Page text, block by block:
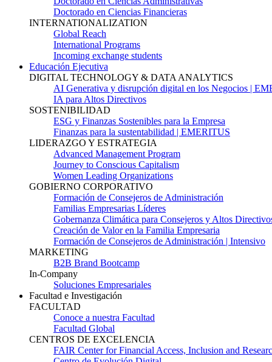
Doctorado en Ciencias Financieras
INTERNATIONALIZATION
Global Reach
International Programs
Incoming exchange students
Educación Ejecutiva
DIGITAL TECHNOLOGY & DATA ANALYTICS
AI Generativa y disrupción digital en los Negocios |
IA para Altos Directivos
SOSTENIBILIDAD
ESG y Finanzas Sostenibles para la Empresa
Finanzas para la sustentabilidad | EMERITUS
LIDERAZGO Y ESTRATEGIA
Advanced Management Program
Journey to Conscious Capitalism
Women Leading Organizations
GOBIERNO CORPORATIVO
Formación de Consejeros de Administración
Familias Empresarias Líderes
Gobernanza Climática para Consejeros y Altos
Creación de Valor en la Familia Empresaria
Formación de Consejeros de Administración | Intensivo
MARKETING
B2B Brand Bootcamp
In-Company
Soluciones Empresariales
Facultad e Investigación
FACULTAD
Conoce a nuestra Facultad
Facultad Global
CENTROS DE EXCELENCIA
FAIR Center for Financial Access, Inclusion and